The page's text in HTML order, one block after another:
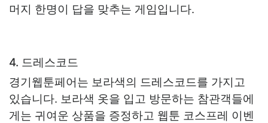
머지 한명이 답을 맞추는 게임입니다.
4. 드레스코드
경기웹툰페어는 보라색의 드레스코드를 가지고
있습니다. 보라색 옷을 입고 방문하는 참관객들에
게는 귀여운 상품을 증정하고 웹툰 코스프레 이벤